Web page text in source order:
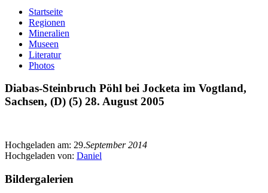
Startseite
Regionen
Mineralien
Museen
Literatur
Photos
Diabas-Steinbruch Pöhl bei Jocketa im Vogtland,
Sachsen, (D) (5) 28. August 2005
Hochgeladen am: 29.September 2014
Hochgeladen von: Daniel
Bildergalerien